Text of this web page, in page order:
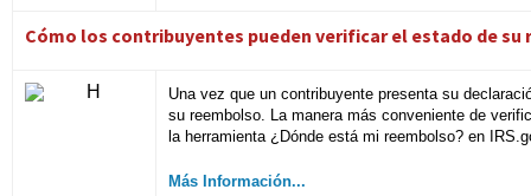
Cómo los contribuyentes pueden verificar el estado de
Una vez que un contribuyente presenta su
su reembolso. La manera más conveniente de
la herramienta ¿Dónde está mi reembolso? en
Más Información...